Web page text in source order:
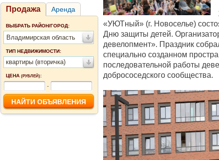
Продажа Аренда
ВЫБРАТЬ РАЙОН/ГОРОД:
Владимирская область
ТИП НЕДВИЖИМОСТИ:
квартиры (вторичка)
ЦЕНА (РУБЛЕЙ):
-
«УЮТный» (г. Новоселье)
Дню защиты детей.
девелопмент». Праздник
специально созданном
последовательной работы
добрососедского сообщества.